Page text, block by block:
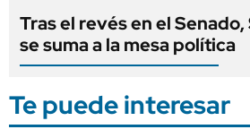
Tras el revés en el
se suma a la mesa política
Te puede interesar